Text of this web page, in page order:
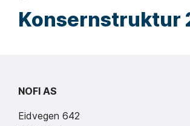
Konsernstruktur
NOFI AS
Eidvegen 642